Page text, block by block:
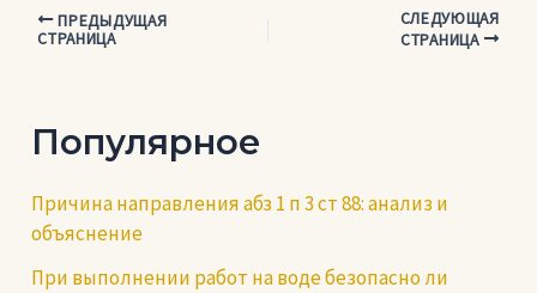
Навигация
ПРЕДЫДУЩАЯ
СТРАНИЦА
СЛЕДУЮЩАЯ
СТРАНИЦА
Популярное
Причина направления абз 1 п 3 ст 88: анализ и
объяснение
При выполнении работ на воде безопасно ли